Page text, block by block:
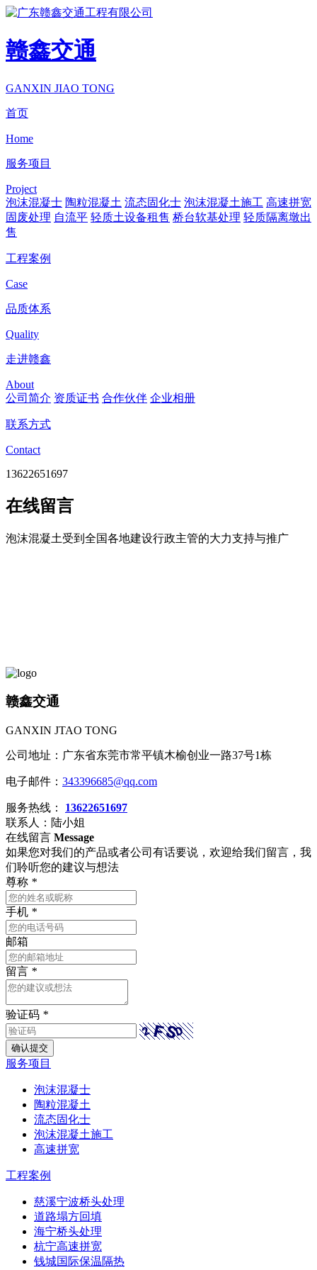
赣鑫交通
GANXIN JIAO TONG
首页
Home
服务项目
Project
泡沫混凝士 陶粒混凝土 流态固化士 泡沫混凝土施工 高速拼宽
固废处理 自流平 轻质土设备租售 桥台软基处理 轻质隔离墩出
售
工程案例
Case
品质体系
Quality
走进赣鑫
About
公司简介 资质证书 合作伙伴 企业相册
联系方式
Contact
13622651697
在线留言
泡沫混凝土受到全国各地建设行政主管的大力支持与推广
赣鑫交通
GANXIN JTAO TONG
公司地址：广东省东莞市常平镇木榆创业一路37号1栋
电子邮件： 343396685@qq.com
服务热线：
13622651697
联系人：陆小姐
在线留言 Message
如果您对我们的产品或者公司有话要说，欢迎给我们留言，我
们聆听您的建议与想法
尊称 *
手机 *
邮箱
留言 *
验证码 *
服务项目
泡沫混凝士
陶粒混凝土
流态固化士
泡沫混凝土施工
高速拼宽
工程案例
慈溪宁波桥头处理
道路塌方回填
海宁桥头处理
杭宁高速拼宽
钱城国际保温隔热